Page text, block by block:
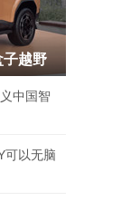
子越野
中国智
可以无脑